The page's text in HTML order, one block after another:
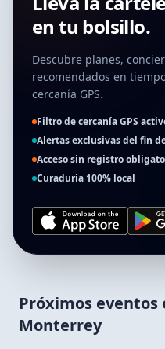
en tu bolsillo.
Descubre planes,
recomendados en
cercanía GPS.
Filtro de cercanía GPS
Alertas exclusivas del fin
Acceso sin registro
Curaduría 100% local
Próximos eventos
Monterrey